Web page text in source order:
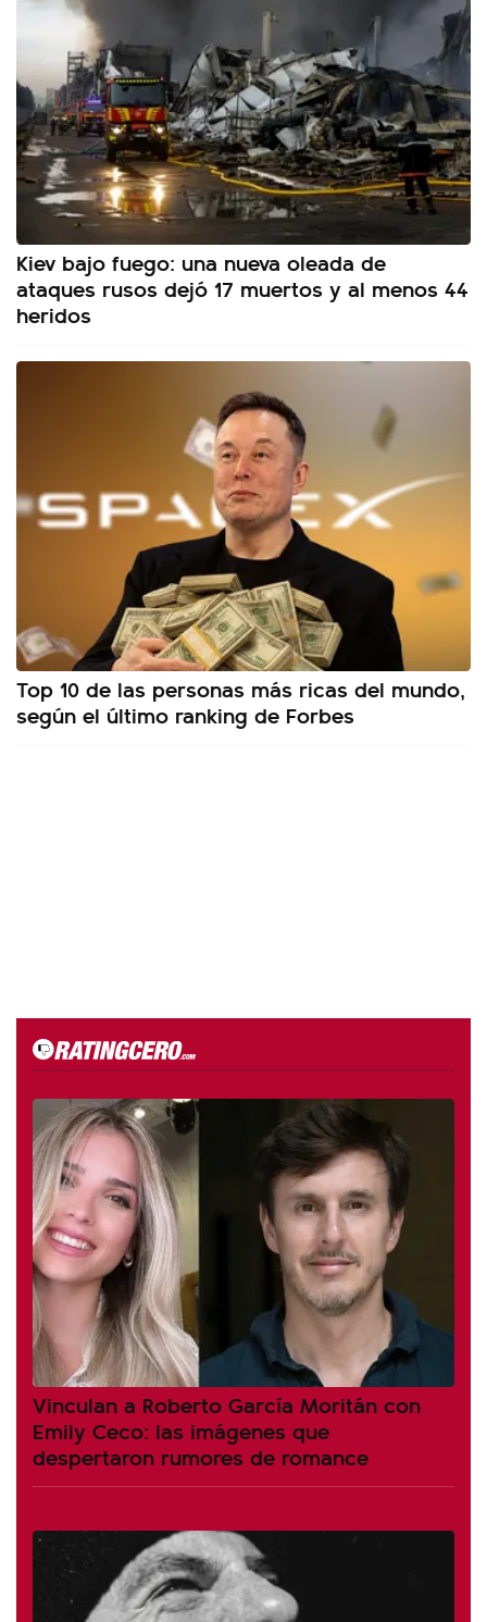
Kiev bajo fuego: una nueva oleada de
ataques rusos dejó 17 muertos y al menos 44
heridos
Top 10 de las personas más ricas del mundo,
según el último ranking de Forbes
Vinculan a Roberto García Moritán con
Emily Ceco: las imágenes que
despertaron rumores de romance